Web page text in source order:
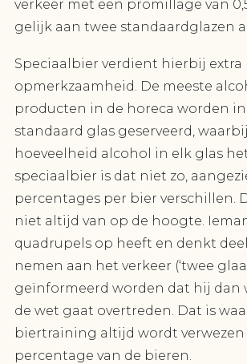
verkeer met een promillage van
gelijk aan twee standaardglazen
Speciaalbier verdient hierbij extra
opmerkzaamheid. De meeste
producten in de horeca worden in
standaard glas geserveerd,
hoeveelheid alcohol in elk glas
speciaalbier is dat niet zo,
percentages per bier verschillen.
niet altijd van op de hoogte.
quadrupels op heeft en denkt
nemen aan het verkeer (‘twee
geïnformeerd worden dat hij dan
de wet gaat overtreden. Dat is
biertraining altijd wordt verwezen
percentage van de bieren.